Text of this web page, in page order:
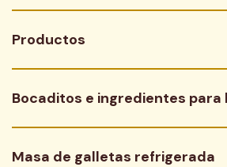
Productos
Bocaditos e ingredientes para
Masa de galletas refrigerada